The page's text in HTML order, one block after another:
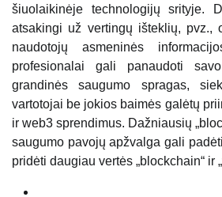
šiuolaikinėje technologijų srityje.
atsakingi už vertingų išteklių, pvz.,
naudotojų asmeninės
profesionalai gali panaudoti
grandinės saugumo spragas,
vartotojai be jokios baimės galėtų
ir web3 sprendimus. Dažniausių
saugumo pavojų apžvalga gali
pridėti daugiau vertės „blockchain“ ir